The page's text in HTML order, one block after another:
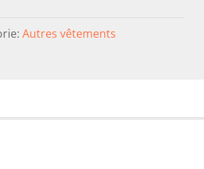
Autres vêtements